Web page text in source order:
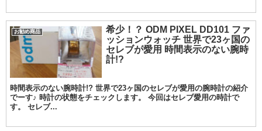
お勧め商品
希少！？ ODM PIXEL DD101 ファ
ッションウォッチ 世界で23ヶ国の
セレブが愛用 時間表示のない腕時
計!?
時間表示のない腕時計!? 世界で23ヶ国のセレブが愛用の腕時計の紹介
でーす♪ 時計の状態をチェックします。 今回はセレブ愛用の時計で
す。 セレブ...